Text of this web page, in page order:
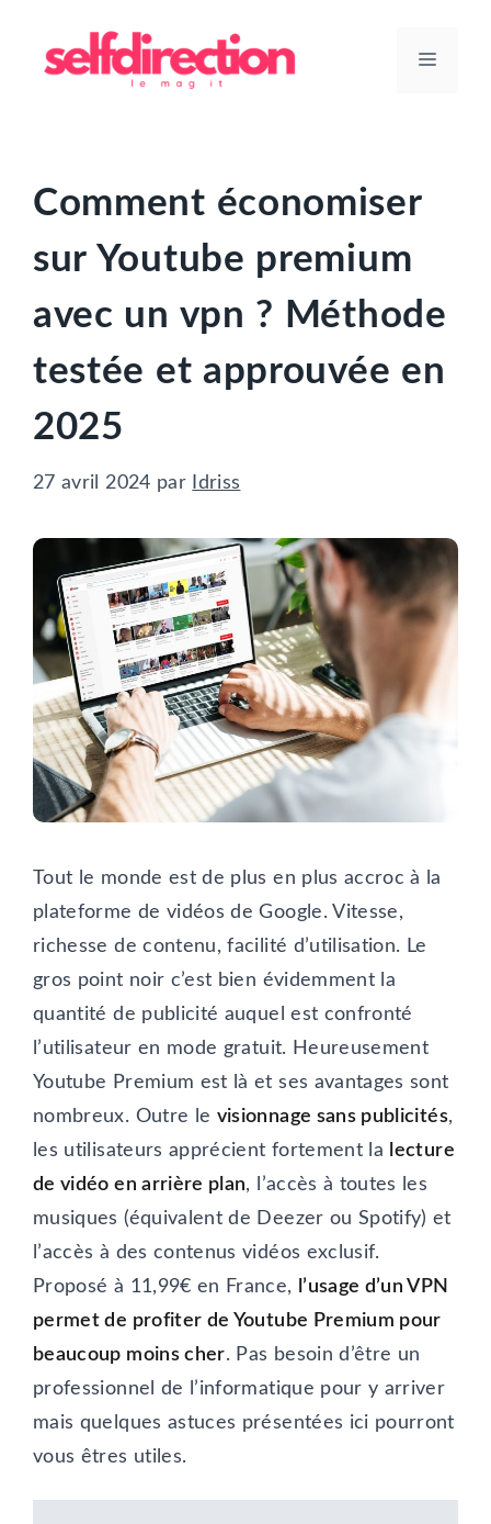
contenu
Menu
Comment économiser
sur Youtube premium
avec un vpn ? Méthode
testée et approuvée en
2025
27 avril 2024 par Idriss
Tout le monde est de plus en plus accroc à la
plateforme de vidéos de Google. Vitesse,
richesse de contenu, facilité d’utilisation. Le
gros point noir c’est bien évidemment la
quantité de publicité auquel est confronté
l’utilisateur en mode gratuit. Heureusement
Youtube Premium est là et ses avantages sont
nombreux. Outre le visionnage sans publicités,
les utilisateurs apprécient fortement la
lecture
de vidéo en arrière plan, l’accès à toutes les
musiques (équivalent de Deezer ou Spotify) et
l’accès à des contenus vidéos exclusif.
Proposé à 11,99€ en France,
l’usage d’un VPN
permet de profiter de Youtube Premium pour
beaucoup moins cher. Pas besoin d’être un
professionnel de l’informatique pour y arriver
mais quelques astuces présentées ici pourront
vous êtres utiles.